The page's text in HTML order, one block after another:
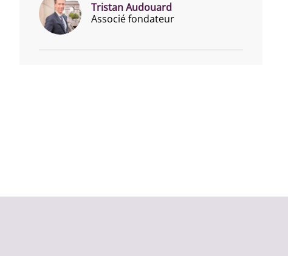
Tristan Audouard
Associé fondateur